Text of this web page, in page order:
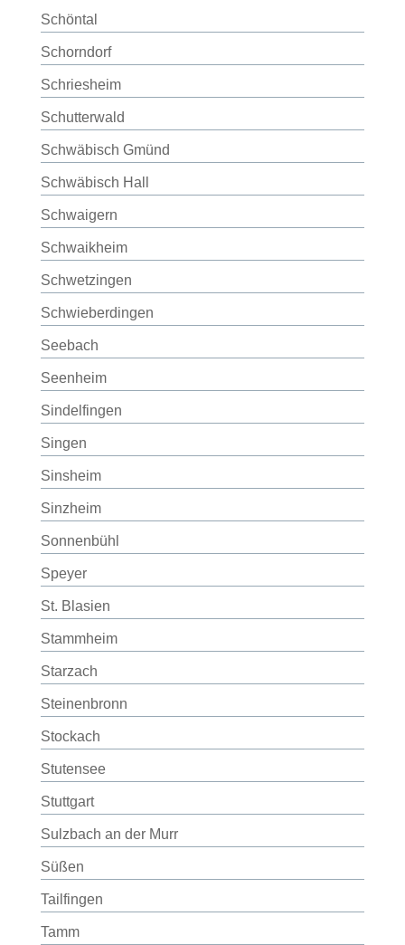
Schöntal
Schorndorf
Schriesheim
Schutterwald
Schwäbisch Gmünd
Schwäbisch Hall
Schwaigern
Schwaikheim
Schwetzingen
Schwieberdingen
Seebach
Seenheim
Sindelfingen
Singen
Sinsheim
Sinzheim
Sonnenbühl
Speyer
St. Blasien
Stammheim
Starzach
Steinenbronn
Stockach
Stutensee
Stuttgart
Sulzbach an der Murr
Süßen
Tailfingen
Tamm